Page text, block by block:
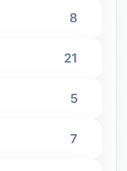
8
21
5
7